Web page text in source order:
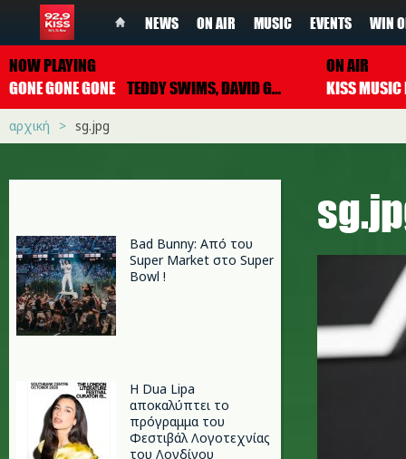
NEWS ON AIR MUSIC EVENTS WIN
NOW PLAYING
GONE GONE GONE TEDDY SWIMS, DAVID GUETTA & TONES AND I
ON AIR
αρχική sg.jpg
Bad Bunny: Από του
Super Market στο Super
Bowl !
Η Dua Lipa
αποκαλύπτει το
πρόγραμμα του
Φεστιβάλ Λογοτεχνίας
του Λονδίνου